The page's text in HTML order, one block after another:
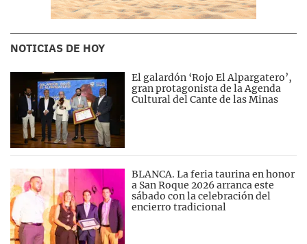
NOTICIAS DE HOY
El galardón ‘Rojo El Alpargatero’,
gran protagonista de la Agenda
Cultural del Cante de las Minas
BLANCA. La feria taurina en honor
a San Roque 2026 arranca este
sábado con la celebración del
encierro tradicional